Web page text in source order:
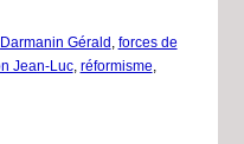
Darmanin Gérald
forces de
Jean-Luc, réformisme